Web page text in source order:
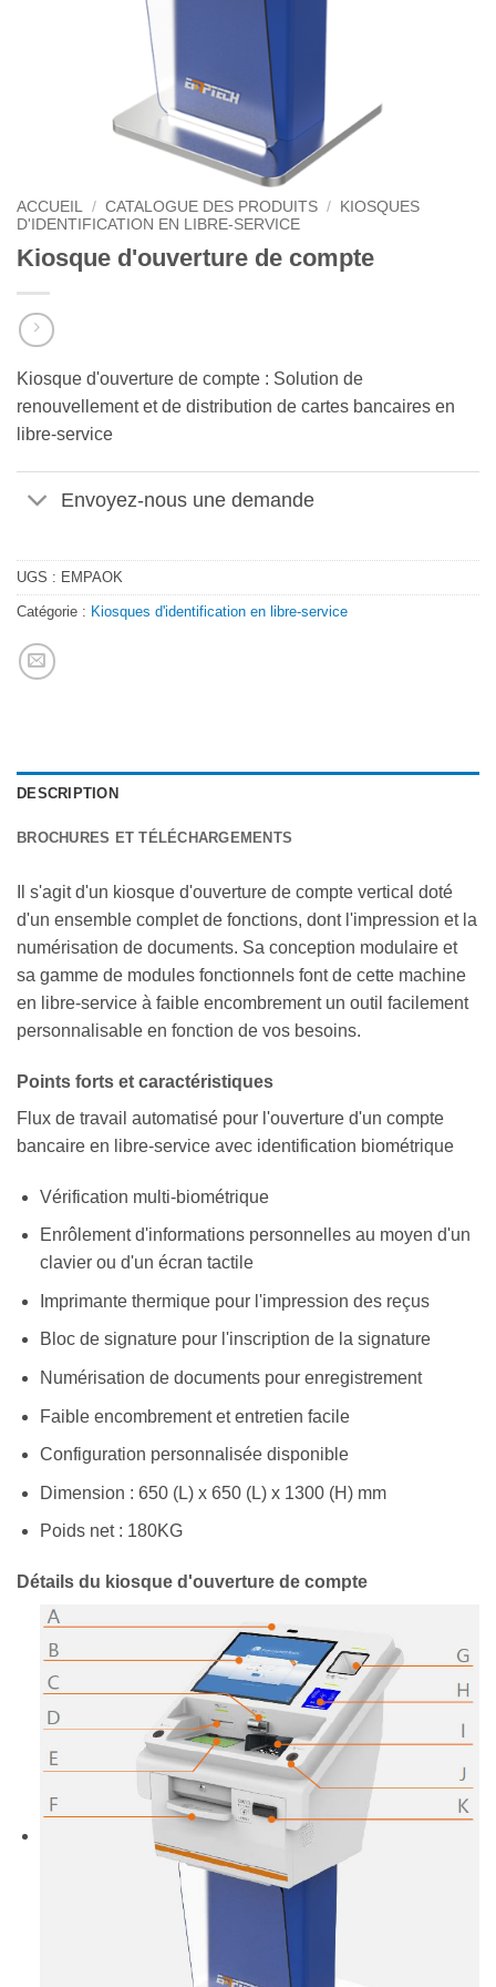
ACCUEIL / CATALOGUE DES PRODUITS /
KIOSQUES
D'IDENTIFICATION EN LIBRE-SERVICE
Kiosque d'ouverture de compte
Kiosque d'ouverture de compte : Solution de
renouvellement et de distribution de cartes bancaires en
libre-service
Envoyez-nous une demande
UGS : EMPAOK
Catégorie : Kiosques d'identification en libre-service
DESCRIPTION
BROCHURES ET TÉLÉCHARGEMENTS
Il s'agit d'un kiosque d'ouverture de compte vertical doté
d'un ensemble complet de fonctions, dont l'impression et la
numérisation de documents. Sa conception modulaire et
sa gamme de modules fonctionnels font de cette machine
en libre-service à faible encombrement un outil facilement
personnalisable en fonction de vos besoins.
Points forts et caractéristiques
Flux de travail automatisé pour l'ouverture d'un compte
bancaire en libre-service avec identification biométrique
Vérification multi-biométrique
Enrôlement d'informations personnelles au moyen d'un
clavier ou d'un écran tactile
Imprimante thermique pour l'impression des reçus
Bloc de signature pour l'inscription de la signature
Numérisation de documents pour enregistrement
Faible encombrement et entretien facile
Configuration personnalisée disponible
Dimension : 650 (L) x 650 (L) x 1300 (H) mm
Poids net : 180KG
Détails du kiosque d'ouverture de compte